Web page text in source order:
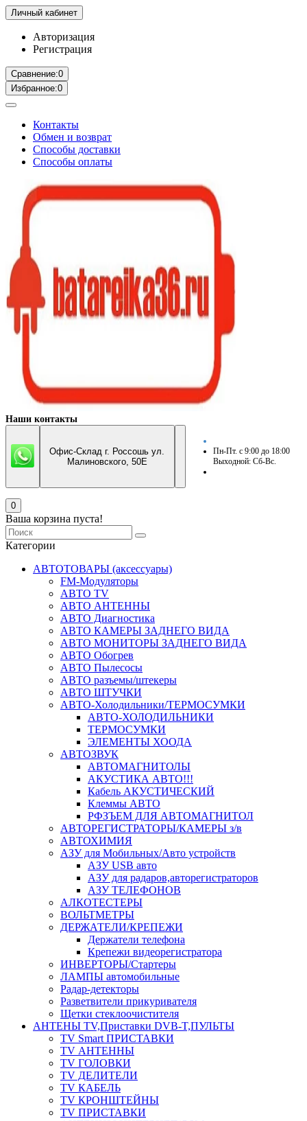
Личный кабинет
Авторизация
Регистрация
Сравнение:0
Избранное:0
Контакты
Обмен и возврат
Способы доставки
Способы оплаты
Наши контакты
Офис-Склад г. Россошь ул.
Малиновского, 50Е
Пн-Пт. с 9:00 до 18:00
Выходной: Сб-Вс.
0
Ваша корзина пуста!
Категории
АВТОТОВАРЫ (аксессуары)
FM-Модуляторы
АВТО TV
АВТО АНТЕННЫ
АВТО Диагностика
АВТО КАМЕРЫ ЗАДНЕГО ВИДА
АВТО МОНИТОРЫ ЗАДНЕГО ВИДА
АВТО Обогрев
АВТО Пылесосы
АВТО разъемы/штекеры
АВТО ШТУЧКИ
АВТО-Холодильники/ТЕРМОСУМКИ
АВТО-ХОЛОДИЛЬНИКИ
ТЕРМОСУМКИ
ЭЛЕМЕНТЫ ХООДА
АВТОЗВУК
АВТОМАГНИТОЛЫ
АКУСТИКА АВТО!!!
Кабель АКУСТИЧЕСКИЙ
Клеммы АВТО
РФЗЪЕМ ДЛЯ АВТОМАГНИТОЛ
АВТОРЕГИСТРАТОРЫ/КАМЕРЫ з/в
АВТОХИМИЯ
АЗУ для Мобильных/Авто устройств
АЗУ USB авто
АЗУ для радаров,авторегистраторов
АЗУ ТЕЛЕФОНОВ
АЛКОТЕСТЕРЫ
ВОЛЬТМЕТРЫ
ДЕРЖАТЕЛИ/КРЕПЕЖИ
Держатели телефона
Крепежи видеорегистратора
ИНВЕРТОРЫ/Стартеры
ЛАМПЫ автомобильные
Радар-детекторы
Разветвители прикуривателя
Щетки стеклоочистителя
АНТЕНЫ ТV,Приставки DVB-T,ПУЛЬТЫ
TV Smart ПРИСТАВКИ
TV АНТЕННЫ
TV ГОЛОВКИ
TV ДЕЛИТЕЛИ
TV КАБЕЛЬ
TV КРОНШТЕЙНЫ
TV ПРИСТАВКИ